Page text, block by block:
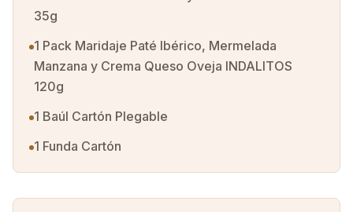
35g
1 Pack Maridaje Paté Ibérico, Mermelada
Manzana y Crema Queso Oveja INDALITOS
120g
1 Baúl Cartón Plegable
1 Funda Cartón